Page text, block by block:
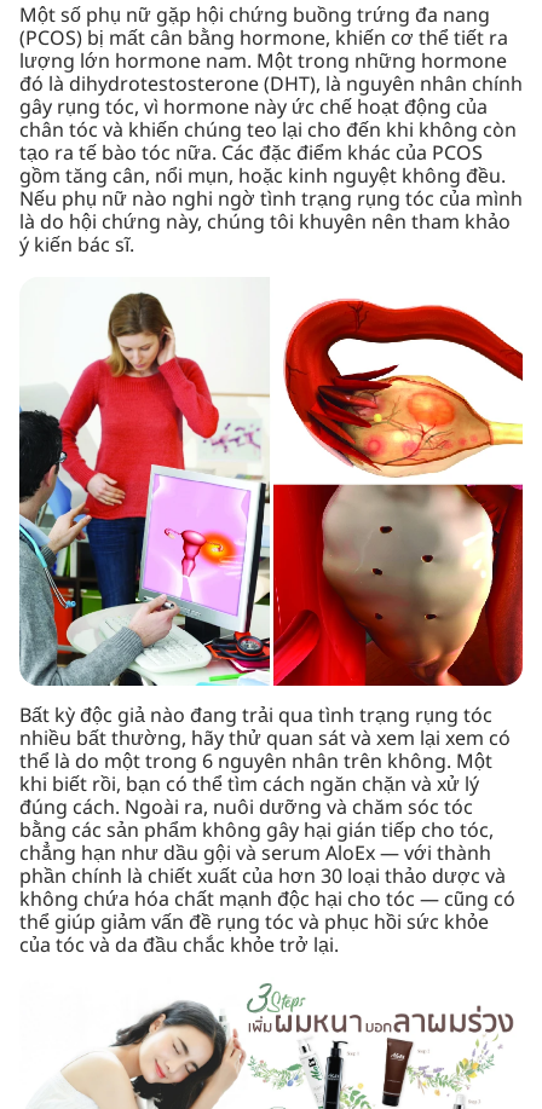
Một số phụ nữ gặp hội chứng buồng trứng đa nang
(PCOS) bị mất cân bằng hormone, khiến cơ thể tiết ra
lượng lớn hormone nam. Một trong những hormone
đó là dihydrotestosterone (DHT), là nguyên nhân chính
gây rụng tóc, vì hormone này ức chế hoạt động của
chân tóc và khiến chúng teo lại cho đến khi không còn
tạo ra tế bào tóc nữa. Các đặc điểm khác của PCOS
gồm tăng cân, nổi mụn, hoặc kinh nguyệt không đều.
Nếu phụ nữ nào nghi ngờ tình trạng rụng tóc của mình
là do hội chứng này, chúng tôi khuyên nên tham khảo
ý kiến bác sĩ.
Bất kỳ độc giả nào đang trải qua tình trạng rụng tóc
nhiều bất thường, hãy thử quan sát và xem lại xem có
thể là do một trong 6 nguyên nhân trên không. Một
khi biết rồi, bạn có thể tìm cách ngăn chặn và xử lý
đúng cách. Ngoài ra, nuôi dưỡng và chăm sóc tóc
bằng các sản phẩm không gây hại gián tiếp cho tóc,
chẳng hạn như dầu gội và serum AloEx — với thành
phần chính là chiết xuất của hơn 30 loại thảo dược và
không chứa hóa chất mạnh độc hại cho tóc — cũng có
thể giúp giảm vấn đề rụng tóc và phục hồi sức khỏe
của tóc và da đầu chắc khỏe trở lại.